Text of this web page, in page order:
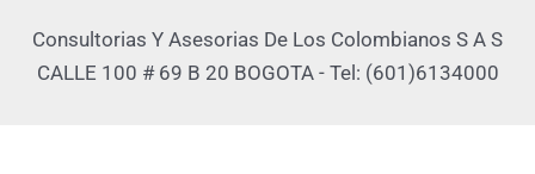
Consultorias Y Asesorias De Los Colombianos S A S
CALLE 100 # 69 B 20 BOGOTA - Tel: (601)6134000